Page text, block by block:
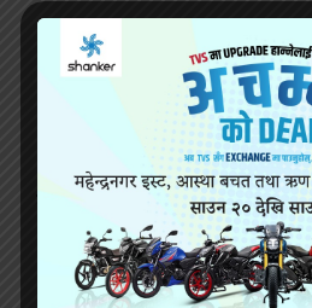
नागढुंगा पहिरोमा एउटै गाडीका